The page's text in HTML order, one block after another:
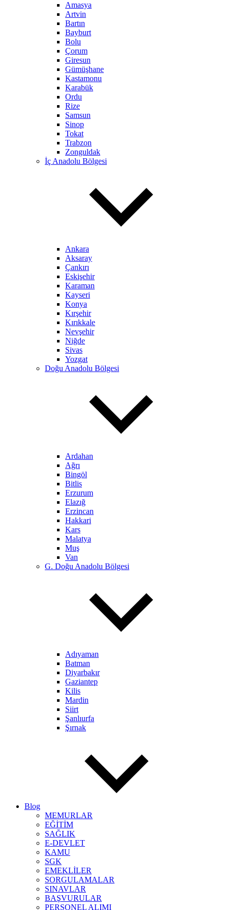
Amasya
Artvin
Bartın
Bayburt
Bolu
Çorum
Giresun
Gümüşhane
Kastamonu
Karabük
Ordu
Rize
Samsun
Sinop
Tokat
Trabzon
Zonguldak
İç Anadolu Bölgesi
Ankara
Aksaray
Çankırı
Eskişehir
Karaman
Kayseri
Konya
Kırşehir
Kırıkkale
Nevşehir
Niğde
Sivas
Yozgat
Doğu Anadolu Bölgesi
Ardahan
Ağrı
Bingöl
Bitlis
Erzurum
Elazığ
Erzincan
Hakkari
Kars
Malatya
Muş
Van
G. Doğu Anadolu Bölgesi
Adıyaman
Batman
Diyarbakır
Gaziantep
Kilis
Mardin
Siirt
Şanlıurfa
Şırnak
Blog
MEMURLAR
EĞİTİM
SAĞLIK
E-DEVLET
KAMU
SGK
EMEKLİLER
SORGULAMALAR
SINAVLAR
BAŞVURULAR
PERSONEL ALIMI